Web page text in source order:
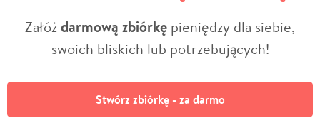
Załóżdarmową zbiórkę pieniędzy dla siebie,
swoich bliskich lub potrzebujących!
Stwórz zbiórkę - za darmo